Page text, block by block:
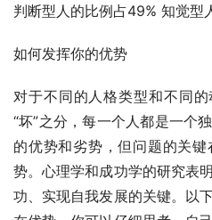
判断型人的比例占49% 知觉型
如何发挥你的优势
对于不同的人格类型和不同
“坏”之分，每一个人都是一个
的优势和劣势，但问题的关
势。心理学和成功学的研究表
功、实现自我发展的关键。以